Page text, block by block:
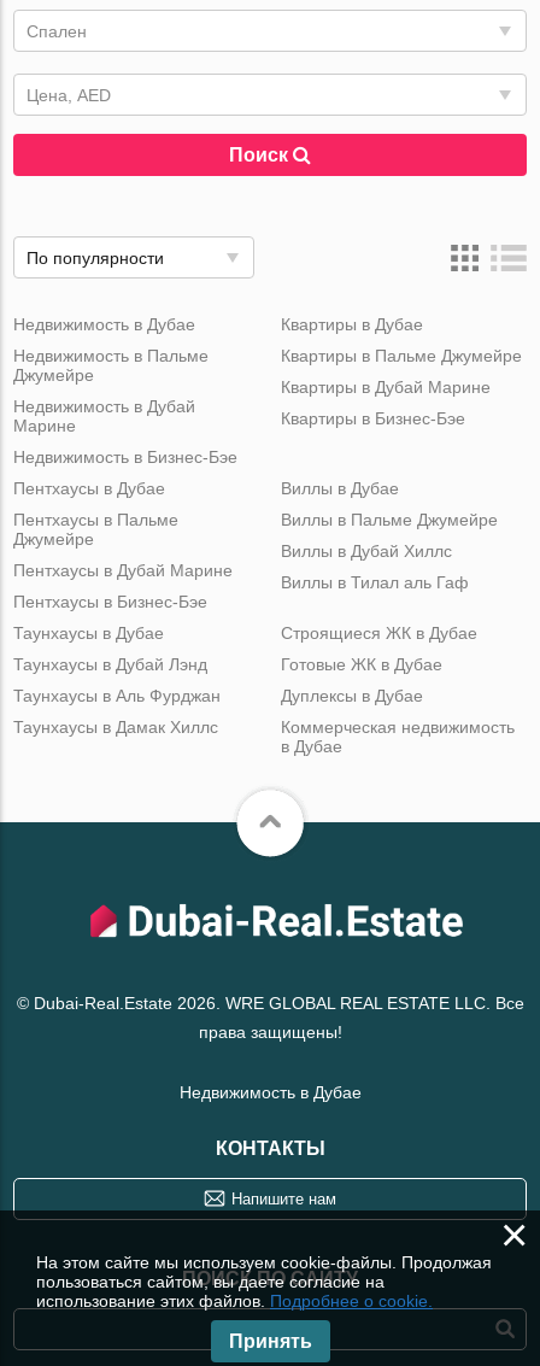
Спален
Цена, AED
Поиск
По популярности
Недвижимость в Дубае
Недвижимость в Пальме
Джумейре
Недвижимость в Дубай
Марине
Недвижимость в Бизнес-Бэе
Квартиры в Дубае
Квартиры в Пальме Джумейре
Квартиры в Дубай Марине
Квартиры в Бизнес-Бэе
Пентхаусы в Дубае
Пентхаусы в Пальме
Джумейре
Пентхаусы в Дубай Марине
Пентхаусы в Бизнес-Бэе
Виллы в Дубае
Виллы в Пальме Джумейре
Виллы в Дубай Хиллс
Виллы в Тилал аль Гаф
Таунхаусы в Дубае
Таунхаусы в Дубай Лэнд
Таунхаусы в Аль Фурджан
Таунхаусы в Дамак Хиллс
Строящиеся ЖК в Дубае
Готовые ЖК в Дубае
Дуплексы в Дубае
Коммерческая недвижимость
в Дубае
© Dubai-Real.Estate 2026. WRE GLOBAL REAL ESTATE LLC. Все
права защищены!
Недвижимость в Дубае
КОНТАКТЫ
Напишите нам
ПОИСК ПО САЙТУ
×
На этом сайте мы используем cookie-файлы. Продолжая
пользоваться сайтом, вы даете согласие на
использование этих файлов. Подробнее о cookie.
Принять